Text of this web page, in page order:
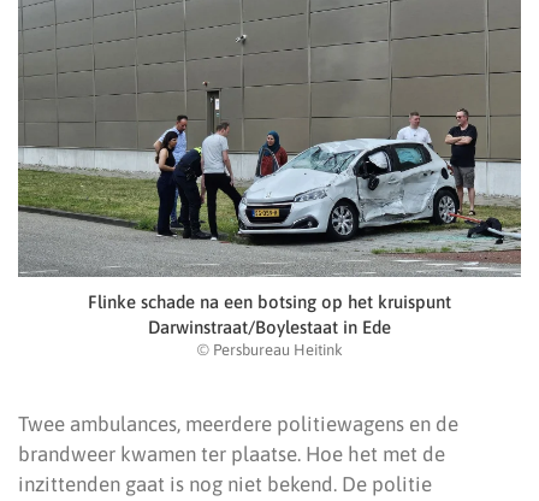
Flinke schade na een botsing op het kruispunt
Darwinstraat/Boylestaat in Ede
© Persbureau Heitink
Twee ambulances, meerdere politiewagens en de
brandweer kwamen ter plaatse. Hoe het met de
inzittenden gaat is nog niet bekend. De politie